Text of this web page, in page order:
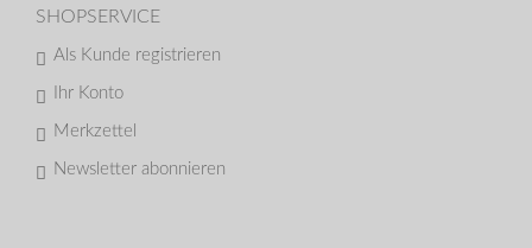
SHOPSERVICE
Als Kunde registrieren
Ihr Konto
Merkzettel
Newsletter abonnieren